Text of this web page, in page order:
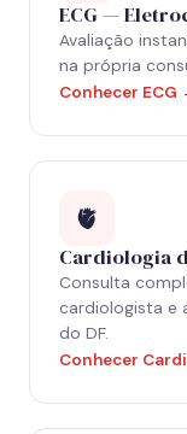
ECG —
Avaliação
na própria
Conhecer ECG
🫀
Cardiologia
Consulta
cardiologista e
do DF.
Conhecer